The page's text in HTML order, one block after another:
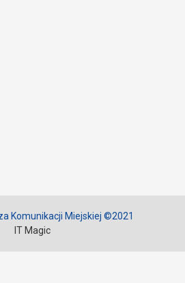
Komunikacji Miejskiej ©2021
IT Magic